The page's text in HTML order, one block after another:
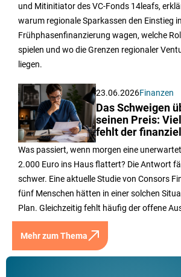
und Mitinitiator des VC-Fonds 14leafs,
warum regionale Sparkassen den Einstieg
Frühphasenfinanzierung wagen, welche
spielen und wo die Grenzen regionaler
liegen.
23.06.2026Finanzen
Das Schweigen
seinen Preis:
fehlt der
Was passiert, wenn morgen eine
2.000 Euro ins Haus flattert? Die Antwort
schwer. Eine aktuelle Studie von Consors
fünf Menschen hätten in einer solchen
Plan. Gleichzeitig fehlt häufig der offene
Mehr zum Thema